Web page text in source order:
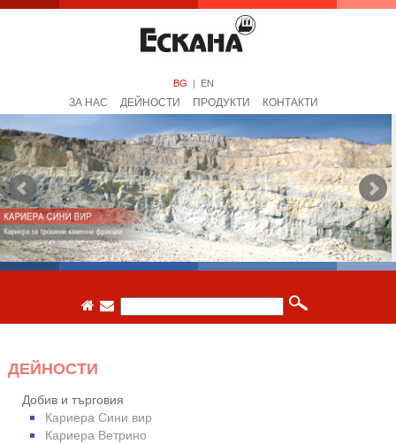
BG | EN
ЗА НАС ДЕЙНОСТИ ПРОДУКТИ КОНТАКТИ
ДЕЙНОСТИ
Добив и търговия
Кариера Сини вир
Кариера Ветрино